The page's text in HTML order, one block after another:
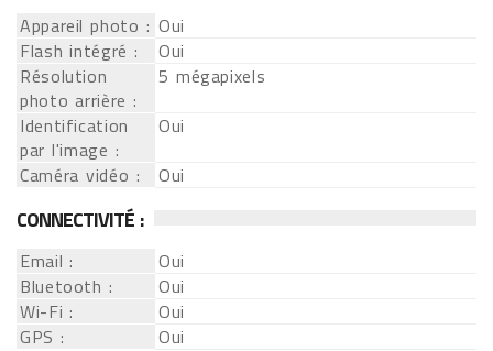
Appareil photo : Oui
Flash intégré :
Oui
Résolution
photo arrière :
5 mégapixels
Identification
par l'image :
Oui
Caméra vidéo :
Oui
CONNECTIVITÉ :
Email :
Oui
Bluetooth :
Oui
Wi-Fi :
Oui
GPS :
Oui